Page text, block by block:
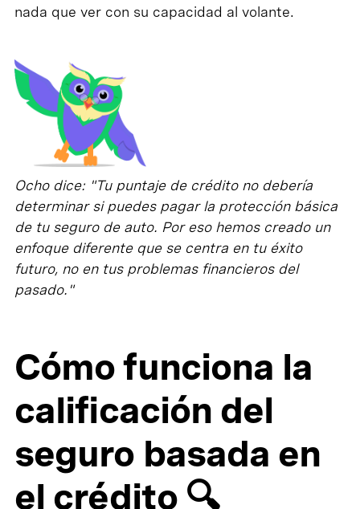
nada que ver con su capacidad al volante.
Ocho dice: "Tu puntaje de crédito no debería
determinar si puedes pagar la protección básica
de tu seguro de auto. Por eso hemos creado un
enfoque diferente que se centra en tu éxito
futuro, no en tus problemas financieros del
pasado."
Cómo funciona la
calificación del
seguro basada en
el crédito 🔍